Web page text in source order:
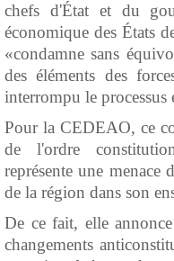
chefs d'État et du
économique des États
«condamne sans
des éléments des
interrompu le processus
Pour la CEDEAO, ce
de l'ordre
représente une
de la région dans son
De ce fait, elle
changements